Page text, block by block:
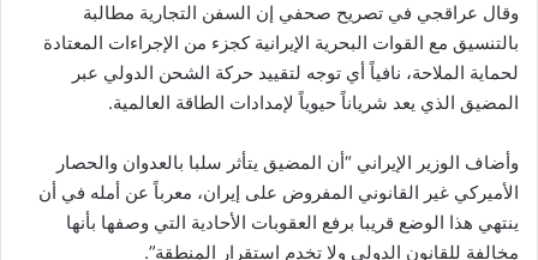
وقال عراقجي في تصريح صحفي إن السفن التجارية مطالبة
بالتنسيق مع القوات البحرية الإيرانية كجزء من الإجراءات المعتادة
لحماية الملاحة، نافياً أي توجه لتقييد حركة الشحن الدولي عبر
المضيق الذي يعد شرياناً حيوياً لإمدادات الطاقة العالمية.
وأضاف الوزير الإيراني “أن المضيق يتأثر سلبا بالعدوان والحصار
الأميركي غير القانوني المفروض على إيران، معرباً عن أمله في أن
ينتهي هذا الوضع قريبا برفع العقوبات الأحادية التي وصفها بأنها
مخالفة للقانون الدولي ولا تخدم استقرار المنطقة”.